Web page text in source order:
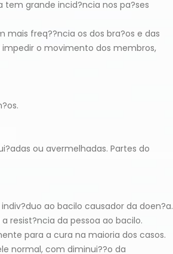
tem grande incid?ncia nos pa?ses
freq??ncia os dos bra?os e das
o movimento dos membros,
ou avermelhadas. Partes do
ao bacilo causador da doen?a.
resist?ncia da pessoa ao bacilo.
para a cura na maioria dos casos.
normal, com diminui??o da